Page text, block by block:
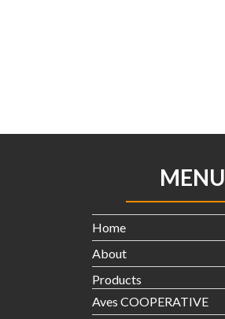
MENU
Home
About
Products
Aves COOPERATIVE